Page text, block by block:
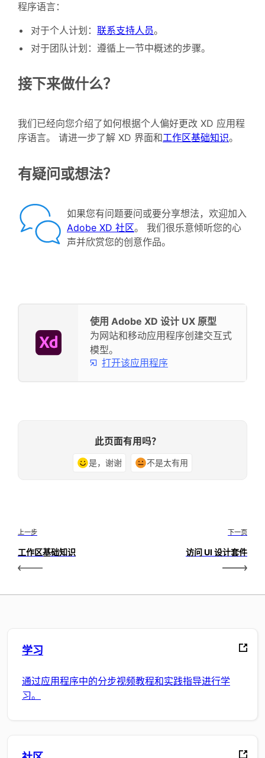
程序语言：
对于个人计划： 联系支持人员。
对于团队计划：遵循上一节中概述的步骤。
接下来做什么？
我们已经向您介绍了如何根据个人偏好更改 XD 应用程
序语言。 请进一步了解 XD 界面和工作区基础知识。
有疑问或想法？
如果您有问题要问或要分享想法，欢迎加入
Adobe XD 社区。 我们很乐意倾听您的心
声并欣赏您的创意作品。
使用 Adobe XD 设计 UX 原型
为网站和移动应用程序创建交互式
模型。
打开该应用程序
此页面有用吗？
是，谢谢 不是太有用
上一步
工作区基础知识
下一页
访问 UI 设计套件
学习
通过应用程序中的分步视频教程和实践指导进行学
习。